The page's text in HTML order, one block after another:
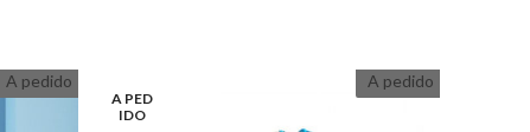
A pedido
A PED
IDO
A pedido